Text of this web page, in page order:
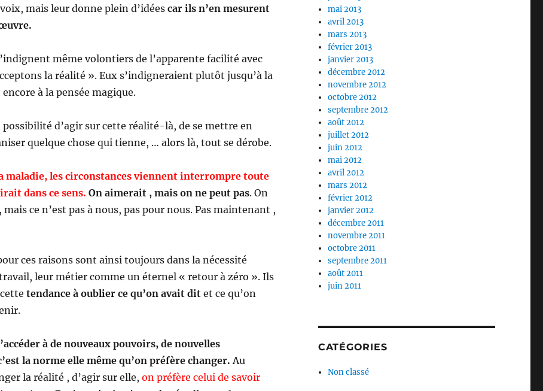
mais leur donne plein d’idées car ils n’en mesurent
même volontiers de l’apparente facilité avec
la réalité ». Eux s’indigneraient plutôt jusqu’à la
à la pensée magique.
possibilité d’agir sur cette réalité-là, de se mettre en
quelque chose qui tienne, … alors là, tout se dérobe.
maladie, les circonstances viennent interrompre toute
dans ce sens. On aimerait , mais on ne peut pas. On
ce n’est pas à nous, pas pour nous. Pas maintenant ,
ces raisons sont ainsi toujours dans la nécessité
leur métier comme un éternel « retour à zéro ». Ils
tendance à oublier ce qu’on avait ditet ce qu’on
à de nouveaux pouvoirs, de nouvelles
la norme elle même qu’on préfère changer. Au
la réalité , d’agir sur elle, on préfère celui de savoir
mai 2013
avril 2013
mars 2013
février 2013
janvier 2013
décembre 2012
novembre 2012
octobre 2012
septembre 2012
août 2012
juillet 2012
juin 2012
mai 2012
avril 2012
mars 2012
février 2012
janvier 2012
décembre 2011
novembre 2011
octobre 2011
septembre 2011
août 2011
juin 2011
CATÉGORIES
Non classé